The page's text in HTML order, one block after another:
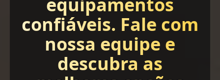
confiáveis. Fale com
nossa equipe e
descubra as